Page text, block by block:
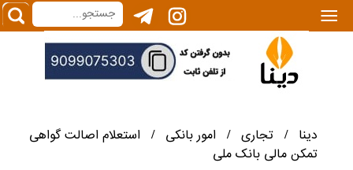
|||
دینا / تجاری / امور بانکی /
استعلام اصالت گواهی
تمکن مالی بانک ملی